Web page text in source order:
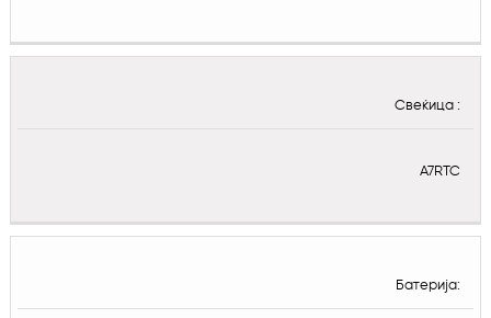
Свеќица :
A7RTC
Батерија: